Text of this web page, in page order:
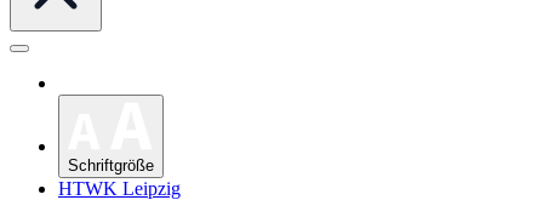
Schriftgröße
HTWK Leipzig